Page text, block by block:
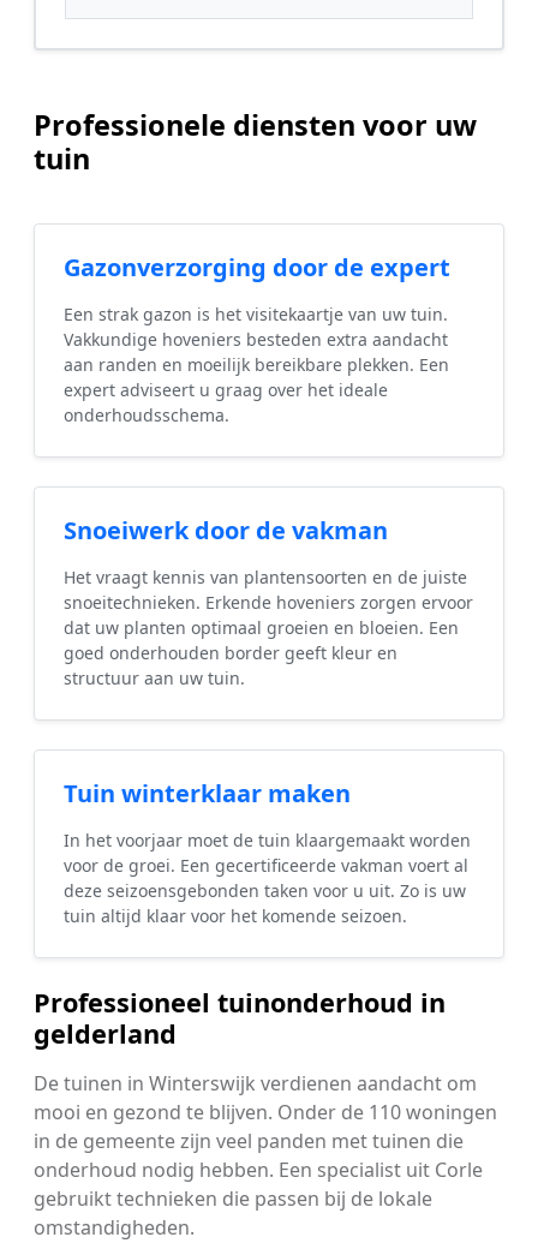
Professionele diensten voor uw
tuin
Gazonverzorging door de expert
Een strak gazon is het visitekaartje van uw tuin.
Vakkundige hoveniers besteden extra aandacht
aan randen en moeilijk bereikbare plekken. Een
expert adviseert u graag over het ideale
onderhoudsschema.
Snoeiwerk door de vakman
Het vraagt kennis van plantensoorten en de juiste
snoeitechnieken. Erkende hoveniers zorgen ervoor
dat uw planten optimaal groeien en bloeien. Een
goed onderhouden border geeft kleur en
structuur aan uw tuin.
Tuin winterklaar maken
In het voorjaar moet de tuin klaargemaakt worden
voor de groei. Een gecertificeerde vakman voert al
deze seizoensgebonden taken voor u uit. Zo is uw
tuin altijd klaar voor het komende seizoen.
Professioneel tuinonderhoud in
gelderland
De tuinen in Winterswijk verdienen aandacht om
mooi en gezond te blijven. Onder de 110 woningen
in de gemeente zijn veel panden met tuinen die
onderhoud nodig hebben. Een specialist uit Corle
gebruikt technieken die passen bij de lokale
omstandigheden.